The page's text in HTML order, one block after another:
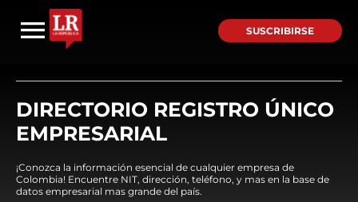
SUSCRIBIRSE
DIRECTORIO REGISTRO ÚNICO
EMPRESARIAL
¡Conozca la información esencial de cualquier empresa de
Colombia! Encuentre NIT, dirección, teléfono, y mas en la base de
datos empresarial mas grande del país.